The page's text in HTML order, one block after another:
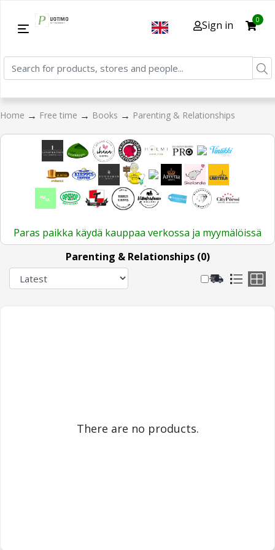
Sign in 0
Home → Free time → Books → Parenting & Relationships
Paras paikka käydä kauppaa verkossa ja myymälöissä
Parenting & Relationships (0)
There are no products.